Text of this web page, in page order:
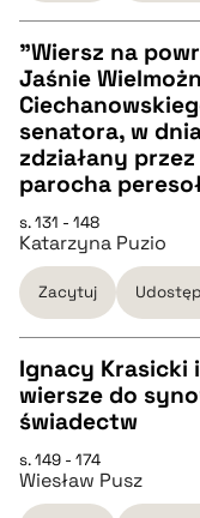
BIBTEX
pobierz cytat
CZYSTY TEKST
pobierz cytat
BIBTEX
pobierz cytat
"Wiersz na
Jaśnie
senatora, w
zdziałany
parocha
s. 131 - 148
Katarzyna Puzio
Zacytuj
CZYSTY TEKST
pobierz cytat
Ignacy Krasicki
wiersze do
świadectw
s. 149 - 174
Wiesław Pusz